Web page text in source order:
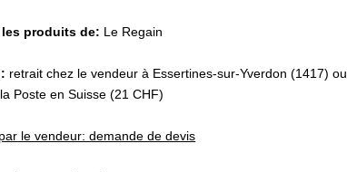
produits de: Le Regain
retrait chez le vendeur à Essertines-sur-Yverdon (1417) ou
Poste en Suisse (21 CHF)
le vendeur: demande de devis